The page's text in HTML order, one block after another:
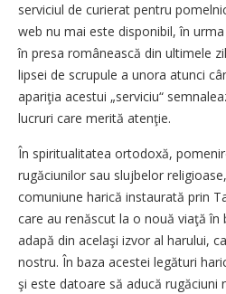
serviciul de curierat pentru
web nu mai este disponibil, în
în presa românească din ultimele
lipsei de scrupule a unora atunci
apariţia acestui „serviciu“
lucruri care merită atenţie.
În spiritualitatea ortodoxă,
rugăciunilor sau slujbelor
comuniune harică instaurată prin
care au renăscut la o nouă viaţă în
adapă din acelaşi izvor al harului,
nostru. În baza acestei legături
şi este datoare să aducă rugăciuni